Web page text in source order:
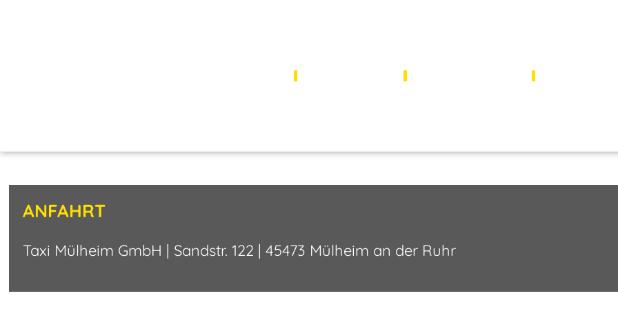
ANFAHRT
Taxi Mülheim GmbH | Sandstr. 122 | 45473 Mülheim an der Ruhr